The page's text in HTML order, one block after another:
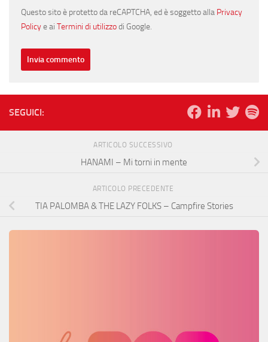
Questo sito è protetto da reCAPTCHA, ed è soggetto alla Privacy
Policye ai Termini di utilizzodi Google.
SEGUICI:
ARTICOLO SUCCESSIVO
HANAMI – Mi torni in mente
ARTICOLO PRECEDENTE
TIA PALOMBA & THE LAZY FOLKS – Campfire Stories